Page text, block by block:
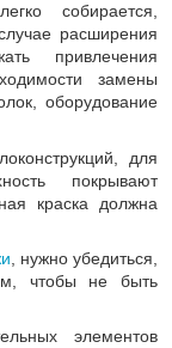
собирается,
расширения
привлечения
замены
оборудование
для
покрывают
краска должна
, нужно убедиться,
чтобы не быть
элементов